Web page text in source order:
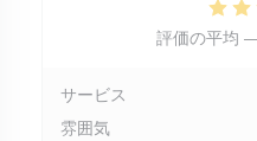
評価の平均
サービス
雰囲気